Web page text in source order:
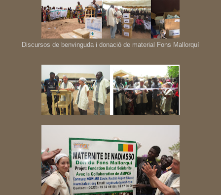
Discursos de benvinguda i donació de material Fons Mallorquí